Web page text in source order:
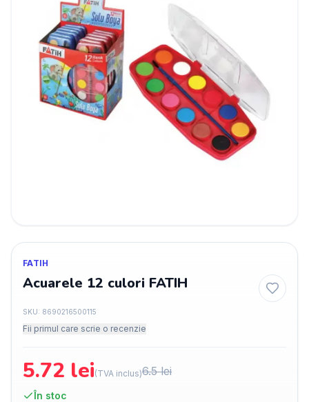
FATIH
Acuarele 12 culori FATIH
SKU: 8690216500115
Fii primul care scrie o recenzie
5.72 lei(TVA inclus)6.5lei
În stoc